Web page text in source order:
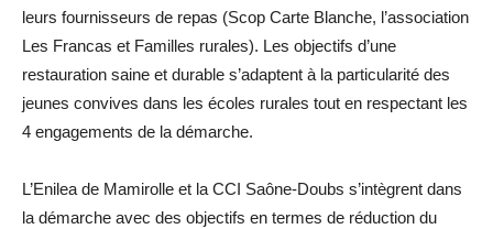
leurs fournisseurs de repas (Scop Carte Blanche, l’association
Les Francas et Familles rurales). Les objectifs d’une
restauration saine et durable s’adaptent à la particularité des
jeunes convives dans les écoles rurales tout en respectant les
4 engagements de la démarche.
L’Enilea de Mamirolle et la CCI Saône-Doubs s’intègrent dans
la démarche avec des objectifs en termes de réduction du